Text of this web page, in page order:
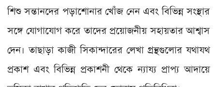
শিশু সন্তানদের পড়াশোনার খোঁজ নেন এবং বিভিন্ন সংস্থার
সঙ্গে যোগাযোগ করে তাদের প্রয়োজনীয় সহায়তার আশ্বাস
দেন। তাছাড়া কাজী সিকান্দারের লেখা গ্রন্থগুলোর যথাযথ
প্রকাশ এবং বিভিন্ন প্রকাশনী থেকে ন্যায্য প্রাপ্য আদায়ে